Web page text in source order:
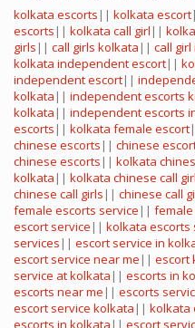
kolkata escorts || kolkata escort
escorts || kolkata call girl ||
girls || call girls kolkata || call
kolkata independent escort||
independent escort||
kolkata || independent escorts
kolkata || independent escorts
escorts || kolkata female escort
chinese escorts || chinese
chinese escorts || kolkata
kolkata || kolkata chinese call girl
chinese call girls || chinese call
female escorts service || female
escort service || kolkata escorts
services || escort service in
escort service near me || escort
service at kolkata || escorts in
escorts near me || escorts
escort service kolkata || kolkata
escorts in kolkata || escort